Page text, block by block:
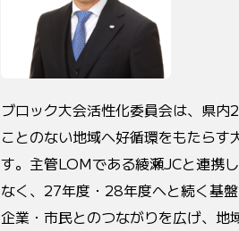
ブロック大会活性化委員会は、県内
ことのない地域へ好循環をもたら
す。主管LOMである綾瀬JCと連携し
なく、 27年度・ 28年度へと続く基
企業・市民とのつながりを広げ、地